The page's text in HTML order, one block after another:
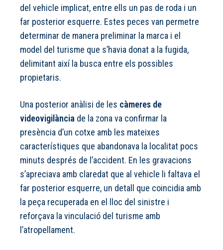
del vehicle implicat, entre ells un pas de roda i un
far posterior esquerre. Estes peces van permetre
determinar de manera preliminar la marca i el
model del turisme que s’havia donat a la fugida,
delimitant així la busca entre els possibles
propietaris.
Una posterior anàlisi de les càmeres de
videovigilància de la zona va confirmar la
presència d’un cotxe amb les mateixes
característiques que abandonava la localitat pocs
minuts després de l’accident. En les gravacions
s’apreciava amb claredat que al vehicle li faltava el
far posterior esquerre, un detall que coincidia amb
la peça recuperada en el lloc del sinistre i
reforçava la vinculació del turisme amb
l’atropellament.